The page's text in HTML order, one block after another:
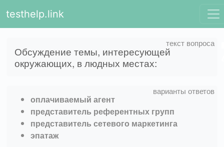
testhelp.link
Обсуждение темы, интересующей
окружающих, в людных местах:
оплачиваемый агент
представитель референтных групп
представитель сетевого маркетинга
эпатаж